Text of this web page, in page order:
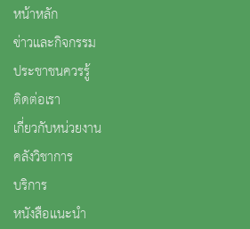
หน้าหลัก
ข่าวและกิจกรรม
ประชาชนควรรู้
ติดต่อเรา
เกี่ยวกับหน่วยงาน
คลังวิชาการ
บริการ
หนังสือแนะนำ